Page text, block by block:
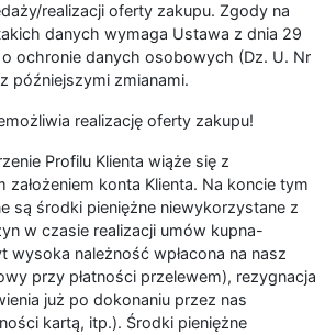
realizacji oferty zakupu. Zgody na
danych wymaga Ustawa z dnia 29
o ochronie danych osobowych (Dz. U. Nr
późniejszymi zmianami.
realizację oferty zakupu!
Profilu Klienta wiąże się z
założeniem konta Klienta. Na koncie tym
są środki pieniężne niewykorzystane z
w czasie realizacji umów kupna-
wysoka należność wpłacona na nasz
przy płatności przelewem), rezygnacja
już po dokonaniu przez nas
kartą, itp.). Środki pieniężne